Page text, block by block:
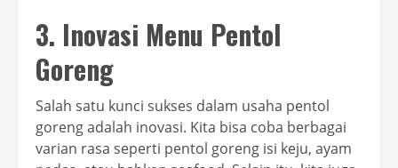
3. Inovasi Menu Pentol
Goreng
Salah satu kunci sukses dalam usaha pentol
goreng adalah inovasi. Kita bisa coba berbagai
varian rasa seperti pentol goreng isi keju, ayam